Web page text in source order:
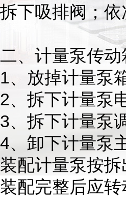
拆下吸排阀；
二、计量泵传动
1、放掉计量泵
2、拆下计量泵
3、拆下计量泵
4、卸下计量泵
装配计量泵按
装配完整后应